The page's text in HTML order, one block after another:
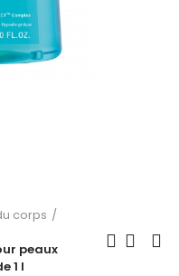
corps
peaux
1 l